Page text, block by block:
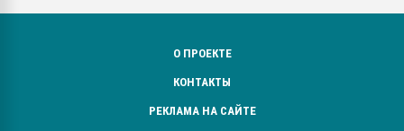
О ПРОЕКТЕ
КОНТАКТЫ
РЕКЛАМА НА САЙТЕ